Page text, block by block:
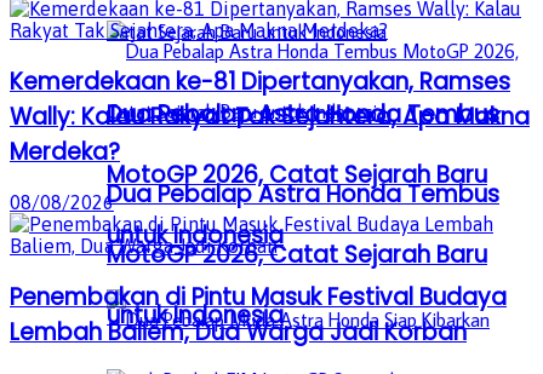
Dua Pebalap Astra Honda Tembus
MotoGP 2026, Catat Sejarah Baru
untuk Indonesia
Dua Pebalap Astra Honda Tembus
MotoGP 2026, Catat Sejarah Baru
untuk Indonesia
Kemerdekaan ke-81 Dipertanyakan, Ramses
Wally: Kalau Rakyat Tak Sejahtera, Apa Makna
Merdeka?
08/08/2026
Penembakan di Pintu Masuk Festival Budaya
Lembah Baliem, Dua Warga Jadi Korban